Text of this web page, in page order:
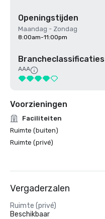
Openingstijden
Maandag - Zondag
8:00am-11:00pm
Brancheclassificaties
AAA
Voorzieningen
Faciliteiten
Ruimte (buiten)
Ruimte (privé)
Vergaderzalen
Ruimte (privé)
Beschikbaar